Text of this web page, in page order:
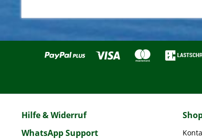
Hilfe & Widerruf
WhatsApp Support